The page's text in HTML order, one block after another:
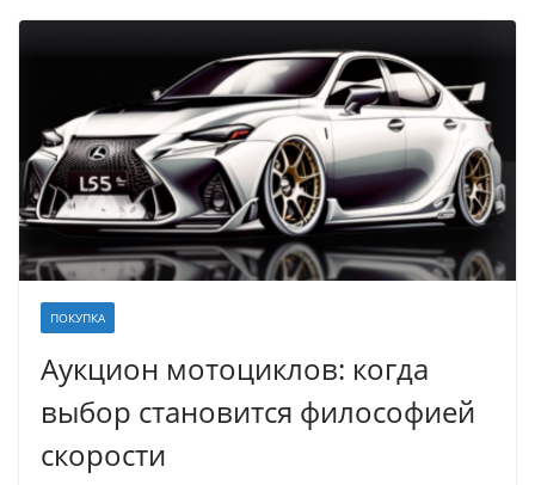
ПОКУПКА
Аукцион мотоциклов: когда
выбор становится философией
скорости